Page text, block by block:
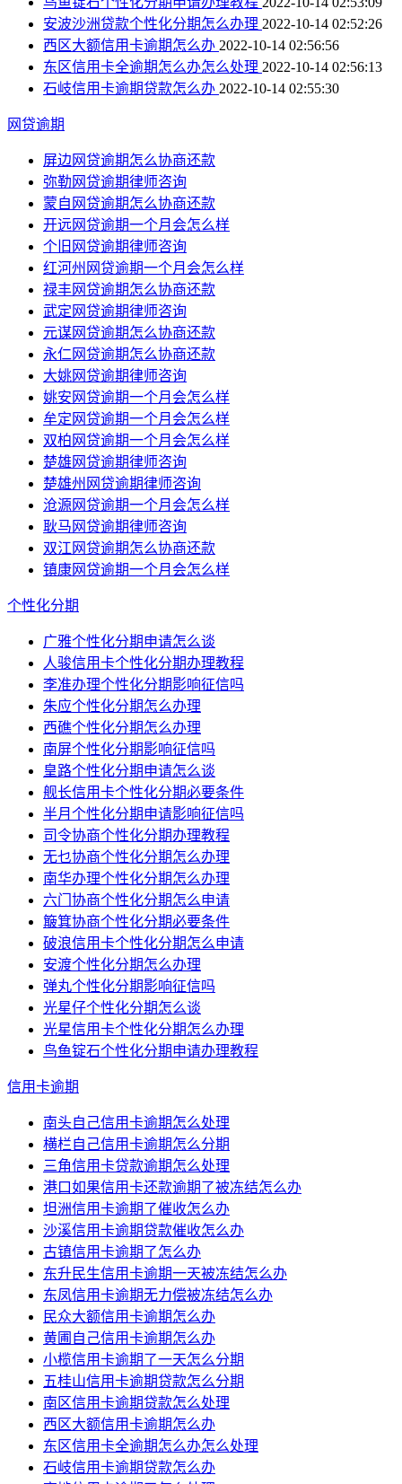
安波沙洲贷款个性化分期怎么办理 2022-10-14 02:52:26
西区大额信用卡逾期怎么办 2022-10-14 02:56:56
东区信用卡全逾期怎么办怎么处理 2022-10-14 02:56:13
石岐信用卡逾期贷款怎么办 2022-10-14 02:55:30
网贷逾期
屏边网贷逾期怎么协商还款
弥勒网贷逾期律师咨询
蒙自网贷逾期怎么协商还款
开远网贷逾期一个月会怎么样
个旧网贷逾期律师咨询
红河州网贷逾期一个月会怎么样
禄丰网贷逾期怎么协商还款
武定网贷逾期律师咨询
元谋网贷逾期怎么协商还款
永仁网贷逾期怎么协商还款
大姚网贷逾期律师咨询
姚安网贷逾期一个月会怎么样
牟定网贷逾期一个月会怎么样
双柏网贷逾期一个月会怎么样
楚雄网贷逾期律师咨询
楚雄州网贷逾期律师咨询
沧源网贷逾期一个月会怎么样
耿马网贷逾期律师咨询
双江网贷逾期怎么协商还款
镇康网贷逾期一个月会怎么样
个性化分期
广雅个性化分期申请怎么谈
人骏信用卡个性化分期办理教程
李准办理个性化分期影响征信吗
朱应个性化分期怎么办理
西礁个性化分期怎么办理
南屏个性化分期影响征信吗
皇路个性化分期申请怎么谈
舰长信用卡个性化分期必要条件
半月个性化分期申请影响征信吗
司令协商个性化分期办理教程
无乜协商个性化分期怎么办理
南华办理个性化分期怎么办理
六门协商个性化分期怎么申请
簸箕协商个性化分期必要条件
破浪信用卡个性化分期怎么申请
安渡个性化分期怎么办理
弹丸个性化分期影响征信吗
光星仔个性化分期怎么谈
光星信用卡个性化分期怎么办理
鸟鱼锭石个性化分期申请办理教程
信用卡逾期
南头自己信用卡逾期怎么处理
横栏自己信用卡逾期怎么分期
三角信用卡贷款逾期怎么处理
港口如果信用卡还款逾期了被冻结怎么办
坦洲信用卡逾期了催收怎么办
沙溪信用卡逾期贷款催收怎么办
古镇信用卡逾期了怎么办
东升民生信用卡逾期一天被冻结怎么办
东凤信用卡逾期无力偿被冻结怎么办
民众大额信用卡逾期怎么办
黄圃自己信用卡逾期怎么办
小榄信用卡逾期了一天怎么分期
五桂山信用卡逾期贷款怎么分期
南区信用卡逾期贷款怎么处理
西区大额信用卡逾期怎么办
东区信用卡全逾期怎么办怎么处理
石岐信用卡逾期贷款怎么办